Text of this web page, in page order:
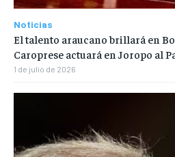
Noticias
El talento araucano brillará en
Caroprese actuará en Joropo al
1 de julio de 2026